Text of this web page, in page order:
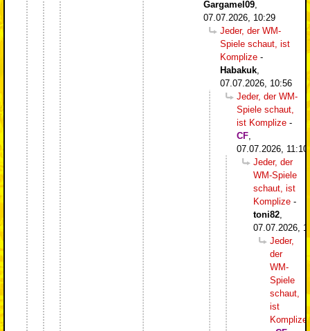
Gargamel09,
07.07.2026, 10:29
Jeder, der WM-
Spiele schaut, ist
Komplize -
Habakuk,
07.07.2026, 10:56
Jeder, der WM-
Spiele schaut,
ist Komplize -
CF,
07.07.2026, 11:10
Jeder, der
WM-Spiele
schaut, ist
Komplize -
toni82,
07.07.2026,
Jeder,
der
WM-
Spiele
schaut,
ist
Komplize